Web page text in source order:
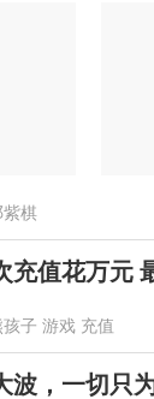
紫棋
充值花万元
孩子 游戏 充值
波，一切只